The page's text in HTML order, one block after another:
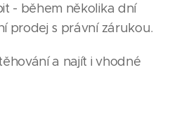
- během několika dní
prodej s právní zárukou.
a najít i vhodné